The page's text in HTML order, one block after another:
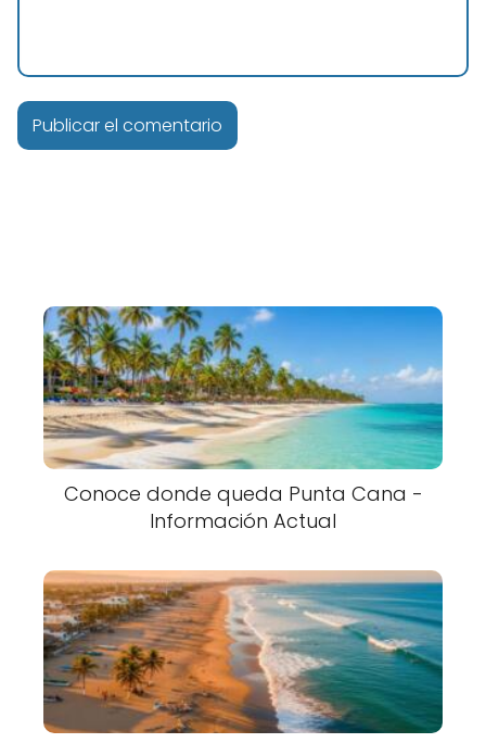
Conoce donde queda Punta Cana -
Información Actual